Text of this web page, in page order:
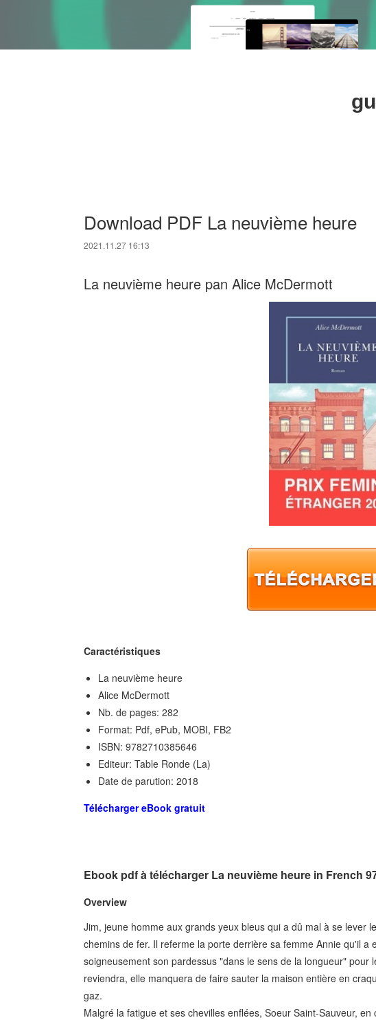
Download PDF La neuvième heure
2021.11.27 16:13
La neuvième heure pan Alice McDermott
Caractéristiques
La neuvième heure
Alice McDermott
Nb. de pages: 282
Format: Pdf, ePub, MOBI, FB2
ISBN: 9782710385646
Editeur: Table Ronde (La)
Date de parution: 2018
Télécharger eBook gratuit
Ebook pdf à télécharger La neuvième heure in French
Overview
Jim, jeune homme aux grands yeux bleus qui a dû mal à se lever
chemins de fer. Il referme la porte derrière sa femme Annie qu'il a
soigneusement son pardessus "dans le sens de la longueur" pour
reviendra, elle manquera de faire sauter la maison entière en
gaz.
Malgré la fatigue et ses chevilles enflées, Soeur Saint-Sauveur,